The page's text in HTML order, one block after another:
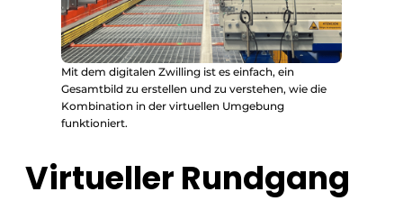
Mit dem digitalen Zwilling ist es einfach, ein
Gesamtbild zu erstellen und zu verstehen, wie die
Kombination in der virtuellen Umgebung
funktioniert.
Virtueller Rundgang